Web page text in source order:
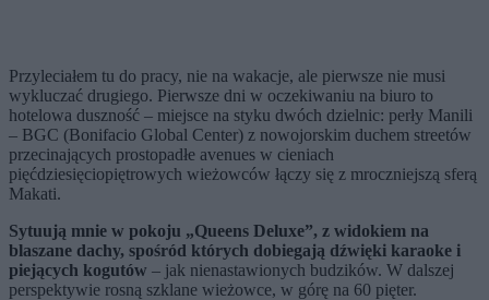
Przyleciałem tu do pracy, nie na wakacje, ale pierwsze nie musi
wykluczać drugiego. Pierwsze dni w oczekiwaniu na biuro to
hotelowa duszność – miejsce na styku dwóch dzielnic: perły Manili
– BGC (Bonifacio Global Center) z nowojorskim duchem streetów
przecinających prostopadłe avenues w cieniach
pięćdziesięciopiętrowych wieżowców łączy się z mroczniejszą sferą
Makati.
Sytuują mnie w pokoju „Queens Deluxe”, z widokiem na
blaszane dachy, spośród których dobiegają dźwięki karaoke i
piejących kogutów – jak nienastawionych budzików. W dalszej
perspektywie rosną szklane wieżowce, w górę na 60 pięter.